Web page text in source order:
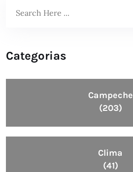
Categorias
Campeche
(203)
Clima
(41)